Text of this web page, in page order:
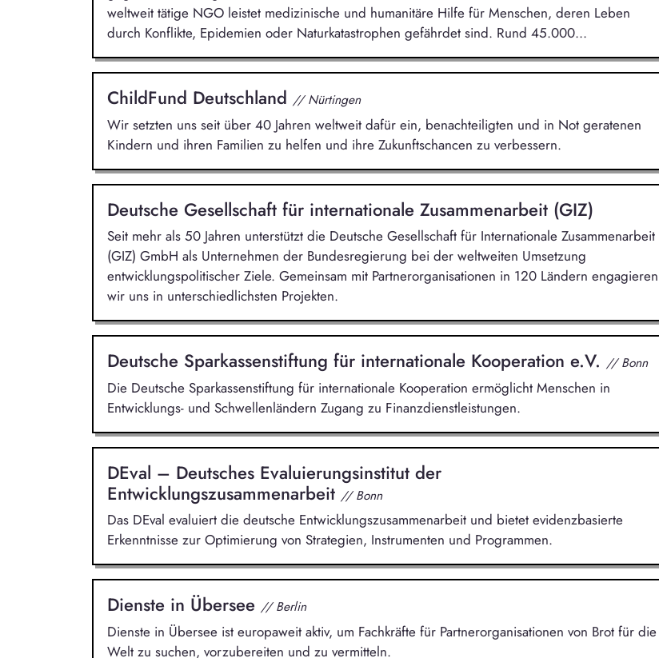
weltweit tätige NGO leistet medizinische und humanitäre Hilfe für Menschen, deren Leben
durch Konflikte, Epidemien oder Naturkatastrophen gefährdet sind. Rund 45.000...
ChildFund Deutschland // Nürtingen
Wir setzten uns seit über 40 Jahren weltweit dafür ein, benachteiligten und in Not geratenen
Kindern und ihren Familien zu helfen und ihre Zukunftschancen zu verbessern.
Deutsche Gesellschaft für internationale Zusammenarbeit (GIZ)
Seit mehr als 50 Jahren unterstützt die Deutsche Gesellschaft für Internationale Zusammenarbeit
(GIZ) GmbH als Unternehmen der Bundesregierung bei der weltweiten Umsetzung
entwicklungspolitischer Ziele. Gemeinsam mit Partnerorganisationen in 120 Ländern engagieren
wir uns in unterschiedlichsten Projekten.
Deutsche Sparkassenstiftung für internationale Kooperation e.V. // Bonn
Die Deutsche Sparkassenstiftung für internationale Kooperation ermöglicht Menschen in
Entwicklungs- und Schwellenländern Zugang zu Finanzdienstleistungen.
DEval – Deutsches Evaluierungsinstitut der
Entwicklungszusammenarbeit // Bonn
Das DEval evaluiert die deutsche Entwicklungszusammenarbeit und bietet evidenzbasierte
Erkenntnisse zur Optimierung von Strategien, Instrumenten und Programmen.
Dienste in Übersee // Berlin
Dienste in Übersee ist europaweit aktiv, um Fachkräfte für Partnerorganisationen von Brot für die
Welt zu suchen, vorzubereiten und zu vermitteln.